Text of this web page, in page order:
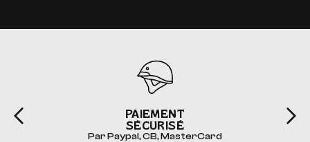
PAIEMENT
SÉCURISÉ
Par Paypal, CB, MasterCard